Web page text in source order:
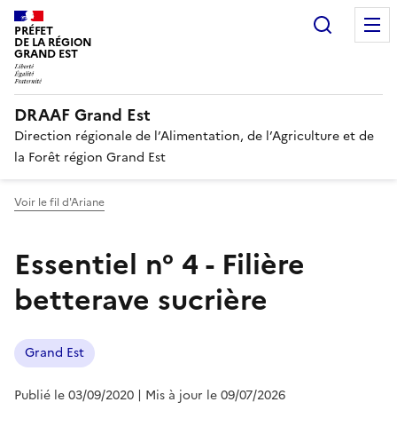
PRÉFET
DE LA RÉGION
GRAND EST
DRAAF Grand Est
Direction régionale de l’Alimentation, de l’Agriculture et de
la Forêt région Grand Est
Voir le fil d'Ariane
Essentiel n° 4 - Filière
betterave sucrière
Grand Est
Publié le 03/09/2020 | Mis à jour le 09/07/2026